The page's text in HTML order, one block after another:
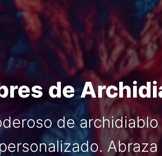
de
de